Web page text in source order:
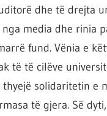
dhe të drejta
media dhe rinia
fund. Vënia e
të të cilëve
solidaritetin e
të gjera. Së